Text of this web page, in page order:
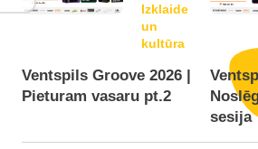
Izklaide
un
kultūra
Ventspils Groove 2026 |
Pieturam vasaru pt.2
sesija